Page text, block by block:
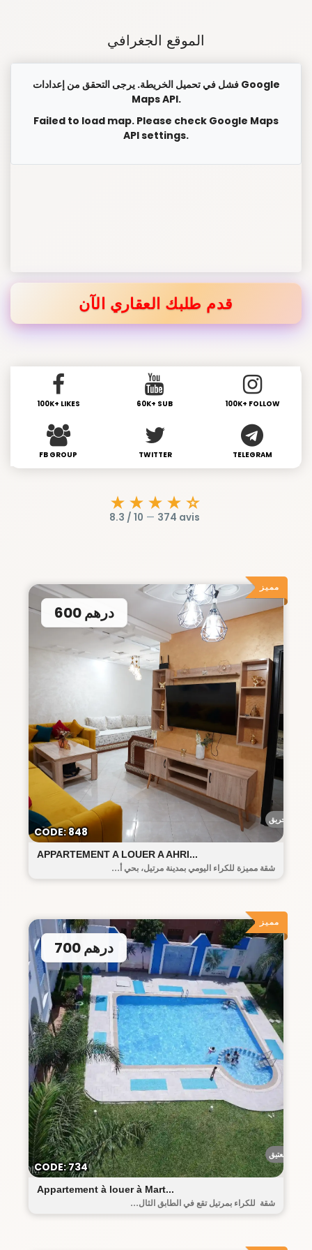
الموقع الجغرافي
فشل في تحميل الخريطة. يرجى التحقق من إعدادات Google
Maps API.
Failed to load map. Please check Google Maps
API settings.
قدم طلبك العقاري الآن
100K+ LIKES 60K+ SUB 100K+ FOLLOW
FB GROUP TWITTER TELEGRAM
★★★★☆
8.3 / 10 — 374 avis
مميز
أحريق
APPARTEMENT A LOUER A AHRI...
600 درهم
شقة مميزة للكراء اليومي بمدينة مرتيل، بحي أ...
CODE: 848
مميز
البيت العتيق
Appartement à louer à Mart...
700 درهم
شقة للكراء بمرتيل تقع في الطابق الثال...
CODE: 734